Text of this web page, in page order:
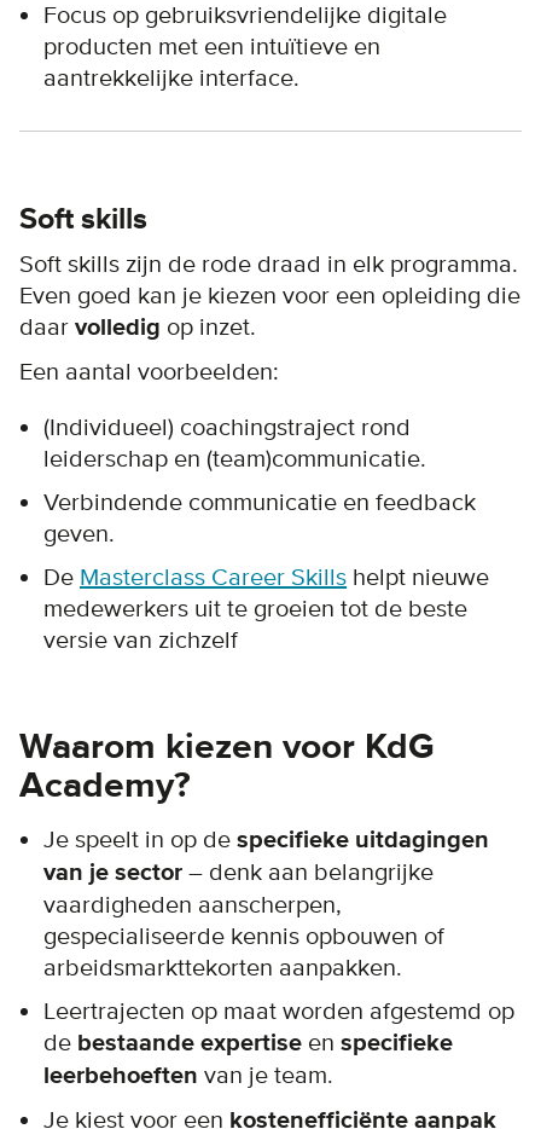
Focus op gebruiksvriendelijke digitale
producten met een intuïtieve en
aantrekkelijke interface.
Soft skills
Soft skills zijn de rode draad in elk programma.
Even goed kan je kiezen voor een opleiding die
daar volledig op inzet.
Een aantal voorbeelden:
(Individueel) coachingstraject rond
leiderschap en (team)communicatie.
Verbindende communicatie en feedback
geven.
De Masterclass Career Skills helpt nieuwe
medewerkers uit te groeien tot de beste
versie van zichzelf
Waarom kiezen voor KdG
Academy?
Je speelt in op de specifieke uitdagingen
van je sector – denk aan belangrijke
vaardigheden aanscherpen,
gespecialiseerde kennis opbouwen of
arbeidsmarkttekorten aanpakken.
Leertrajecten op maat worden afgestemd op
de bestaande expertise en specifieke
leerbehoeften van je team.
Je kiest voor een kostenefficiënte aanpak